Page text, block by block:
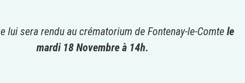
lui sera rendu au crématorium de Fontenay-le-Comtele
mardi 18 Novembre à 14h.